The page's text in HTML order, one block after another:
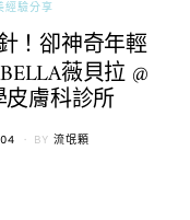
經驗分享
！卻神奇年輕
薇貝拉 @
膚科診所
BY 流氓顆